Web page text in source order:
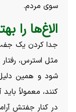
سوی مردم.
الاغ‌ها را
جدا کردن یک جفت
مثل استرس،
شود و همین
کنند، معمولاً
در کنار جفتش